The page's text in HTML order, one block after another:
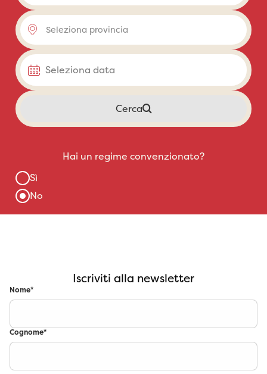
Iscriviti alla newsletter
Nome*
Cognome*